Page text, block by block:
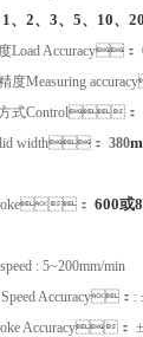
、2、3、5、10、
Load Accuracy：
度Measuring accuracy
式Control：
width：380
：600或
: 5~200mm/min
Speed Accuracy： :
Accuracy：